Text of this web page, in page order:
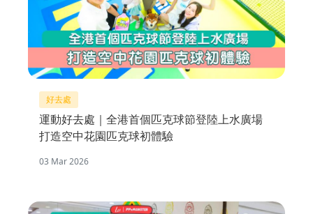
好去處
運動好去處｜全港首個匹克球節登陸上水廣場
打造空中花園匹克球初體驗
03 Mar 2026